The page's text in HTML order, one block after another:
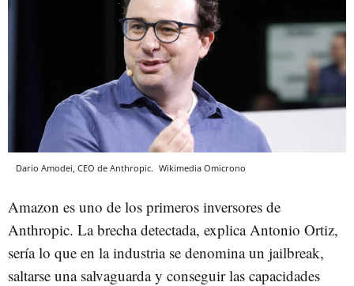
Dario Amodei, CEO de Anthropic. Wikimedia Omicrono
Amazon es uno de los primeros inversores de
Anthropic. La brecha detectada, explica Antonio Ortiz,
sería lo que en la industria se denomina un jailbreak,
saltarse una salvaguarda y conseguir las capacidades